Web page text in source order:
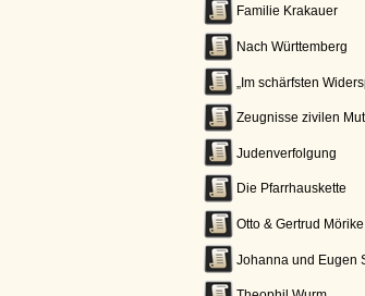
Familie Krakauer
Nach Württemberg
„Im schärfsten
Zeugnisse zivilen
Judenverfolgung
Die Pfarrhauskette
Otto & Gertrud Mörike
Johanna und Eugen